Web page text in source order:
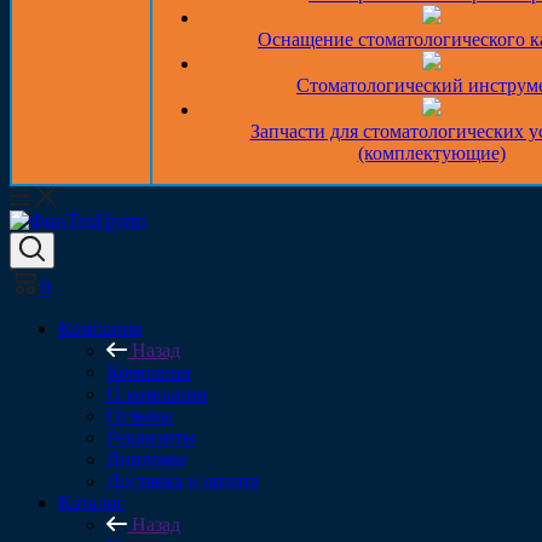
Оснащение стоматологического
Стоматологический
Запчасти для стоматологических
(комплектующие)
0
Компания
Назад
Компания
О компании
Отзывы
Реквизиты
Дипломы
Доставка и оплата
Каталог
Назад